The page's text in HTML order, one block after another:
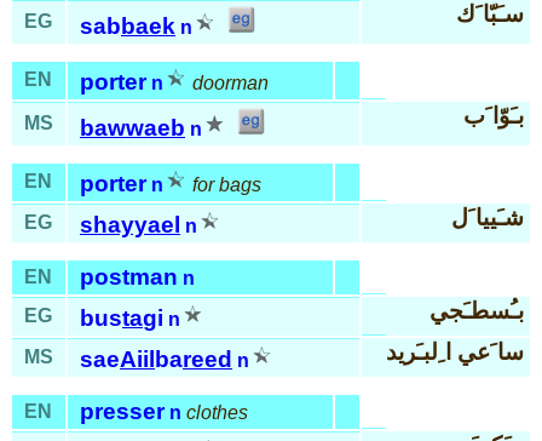
EG
sabbaek n
سـَبّا َك
EN porter n
doorman
MS
bawwaeb n
بـَوّا َب
EN porter n
for bags
EG
shayyael n شـَييا َل
EN postman n
EG
bustagi n بـُسطـَجي
MS saeAiil bareed n سا َعي ا ِلبـَريد
EN presser n clothes